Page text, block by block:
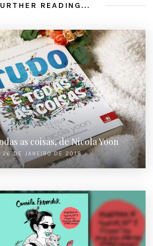
READING...
as coisas, de Nicola Yoon
26 DE JANEIRO DE 2018